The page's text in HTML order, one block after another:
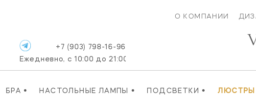
О КОМПАНИИ
БРА • НАСТОЛЬНЫЕ ЛАМПЫ • ПОДСВЕТКИ • ЛЮСТРЫ
+7 (903) 798-16-96
Ежедневно, с 10:00 до 21:00